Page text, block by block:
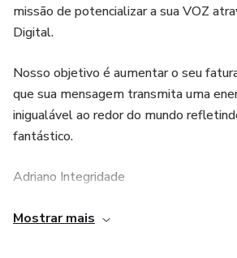
missão de potencializar a sua VOZ
Digital.
Nosso objetivo é aumentar o seu
que sua mensagem transmita uma
inigualável ao redor do mundo
fantástico.
Adriano Integridade
CEO & Founder da Integridade Digital
Mostrar mais